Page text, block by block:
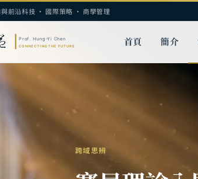
與前沿科技 · 國際策略 · 商學管理
首頁 簡介
跨域思辨